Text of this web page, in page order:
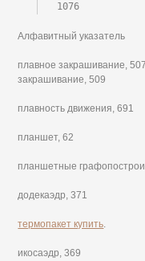
1076
Алфавитный указатель
плавное закрашивание,
закрашивание, 509
плавность движения, 691
планшет, 62
планшетные
додекаэдр, 371
термопакет купить.
икосаэдр, 369